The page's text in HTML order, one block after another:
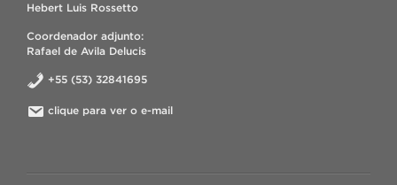
Hebert Luis Rossetto
Coordenador adjunto:
Rafael de Avila Delucis
+55 (53) 32841695
clique para ver o e-mail